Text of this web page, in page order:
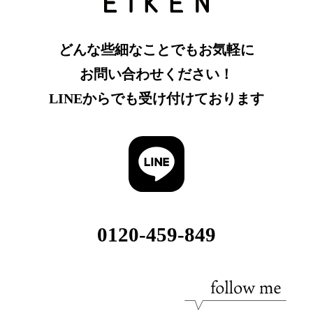
どんな些細なことでもお気軽に
お問い合わせください！
LINEからでも受け付けております
0120-459-849